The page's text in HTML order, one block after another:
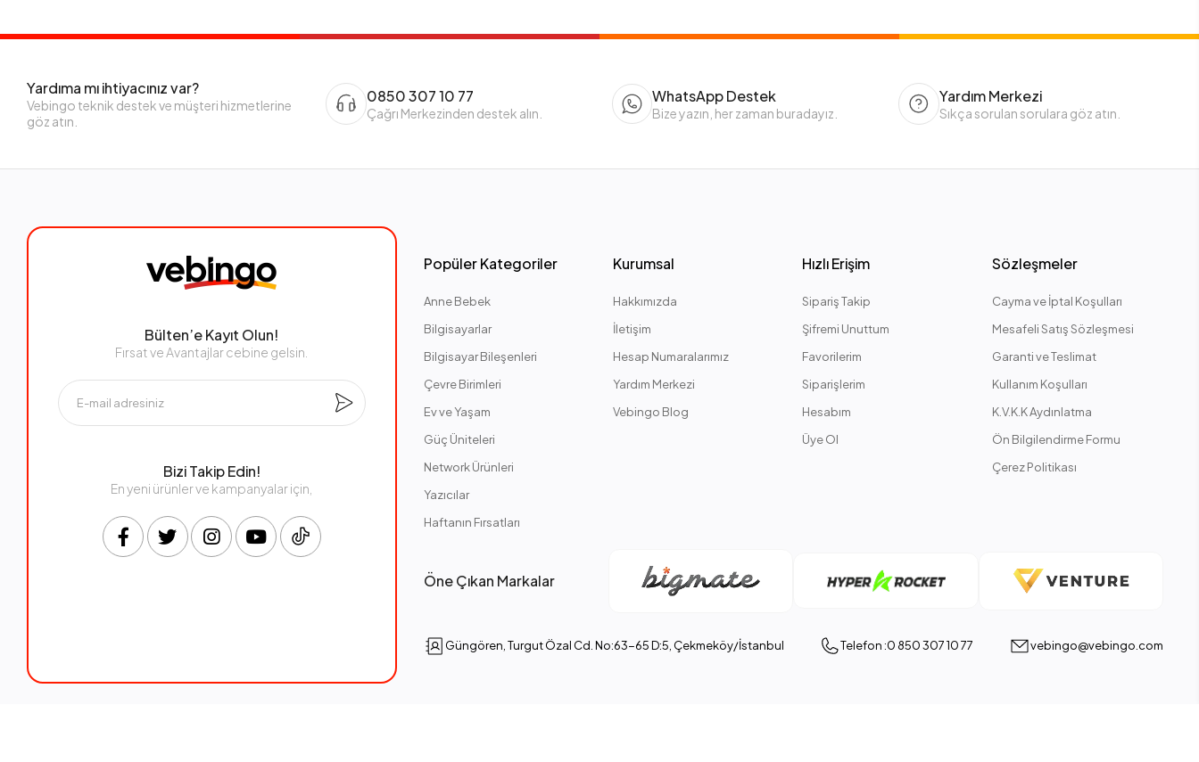
Yardıma mı ihtiyacınız var?
Vebingo teknik destek ve müşteri hizmetlerine
göz atın.
0850 307 10 77
Çağrı Merkezinden destek alın.
WhatsApp Destek
Bize yazın, her zaman buradayız.
Yardım Merkezi
Sıkça sorulan sorulara göz atın.
Bülten’e Kayıt Olun!
Fırsat ve Avantajlar cebine gelsin.
Bizi Takip Edin!
En yeni ürünler ve kampanyalar için,
Popüler Kategoriler
Anne Bebek
Bilgisayarlar
Bilgisayar Bileşenleri
Çevre Birimleri
Ev ve Yaşam
Güç Üniteleri
Network Ürünleri
Yazıcılar
Haftanın Fırsatları
Kurumsal
Hakkımızda
İletişim
Hesap Numaralarımız
Yardım Merkezi
Vebingo Blog
Hızlı Erişim
Sipariş Takip
Şifremi Unuttum
Favorilerim
Siparişlerim
Hesabım
Üye Ol
Sözleşmeler
Cayma ve İptal Koşulları
Mesafeli Satış Sözleşmesi
Garanti ve Teslimat
Kullanım Koşulları
K.V.K.K Aydınlatma
Ön Bilgilendirme Formu
Çerez Politikası
Öne Çıkan Markalar
Güngören, Turgut Özal Cd. No:63-65 D:5, Çekmeköy/İstanbul Telefon :0 850 307 10 77 vebingo@vebingo.com